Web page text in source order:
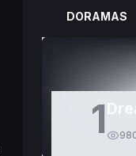
DORAMAS
1